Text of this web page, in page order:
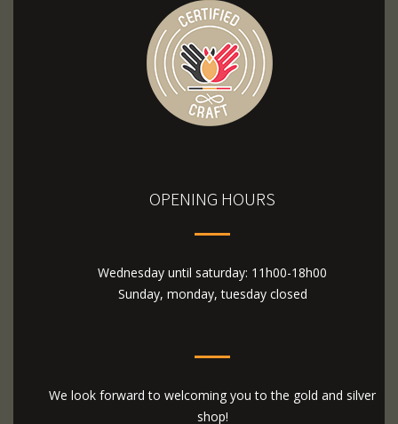
OPENING HOURS
Wednesday until saturday: 11h00-18h00
Sunday, monday, tuesday closed
We look forward to welcoming you to the gold and silver
shop!